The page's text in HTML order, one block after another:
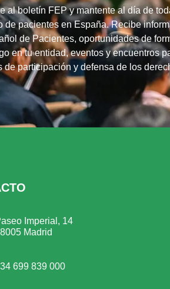
al boletín FEP y mantente al día de
de pacientes en España. Recibe
de Pacientes, oportunidades de
en tu entidad, eventos y encuentros
de participación y defensa de los
Imperial, 14
Madrid
699 839 000